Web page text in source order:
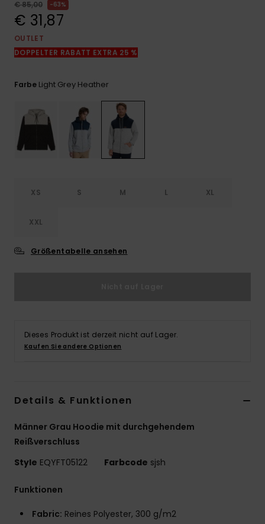
€ 85,00
63%
€ 31,87
OUTLET
DOPPELTER RABATT EXTRA 25 %
Farbe Light Grey Heather
XS S M L XL
XXL
Größentabelle ansehen
Dieses Produkt ist derzeit nicht auf Lager.
Kaufen Sie andere Optionen
Details & Funktionen
Männer Grau Hoodie mit durchgehendem
Reißverschluss
Style EQYFT05122 Farbcode sjsh
Funktionen
Fabric: Reines Polyester, 300 g/m2